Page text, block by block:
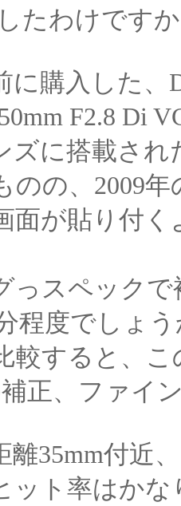
たわけです
に購入した
F2.8 Di
ズに搭載さ
のの、2009
面が貼り付
っスペック
程度でしょ
較すると、
正、ファイ
離35mm付近
ット率はかな